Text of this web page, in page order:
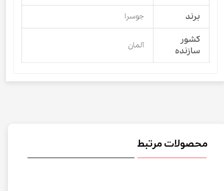
برند جوسرا
کشور
سازنده
آلمان
محصولات مرتبط